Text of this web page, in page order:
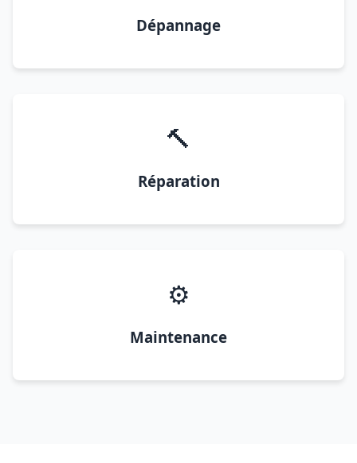
Dépannage
🔨
Réparation
⚙️
Maintenance